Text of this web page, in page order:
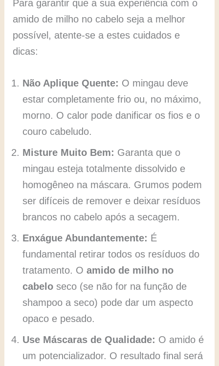
Para garantir que a sua experiência com o
amido de milho no cabelo seja a melhor
possível, atente-se a estes cuidados e
dicas:
Não Aplique Quente: O mingau deve
estar completamente frio ou, no máximo,
morno. O calor pode danificar os fios e o
couro cabeludo.
Misture Muito Bem: Garanta que o
mingau esteja totalmente dissolvido e
homogêneo na máscara. Grumos podem
ser difíceis de remover e deixar resíduos
brancos no cabelo após a secagem.
Enxágue Abundantemente: É
fundamental retirar todos os resíduos do
tratamento. Oamido de milho no
cabelo seco (se não for na função de
shampoo a seco) pode dar um aspecto
opaco e pesado.
Use Máscaras de Qualidade: O amido é
um potencializador. O resultado final será